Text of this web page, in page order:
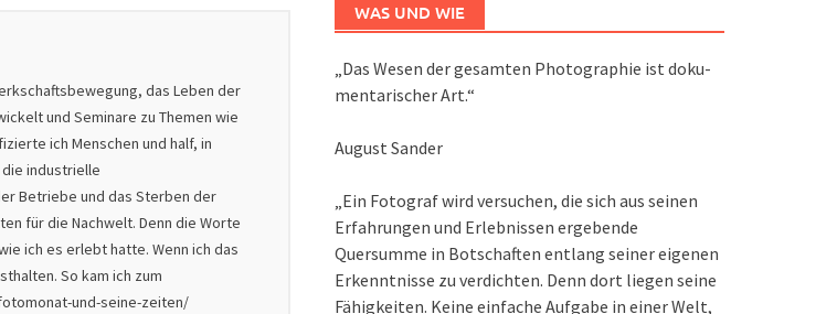
das Leben der
und Seminare zu Themen wie
ich Menschen und half, in
industrielle
Betriebe und das Sterben der
für die Nachwelt. Denn die Worte
ich es erlebt hatte. Wenn ich das
So kam ich zum
und-seine-zeiten/
WAS UND WIE
„Das We­sen der ge­sam­ten Pho­to­gra­phie ist do­ku­
men­ta­ri­scher Art.“
August Sander
„Ein Fotograf wird versuchen, die sich aus seinen
Erfahrungen und Erlebnissen ergebende
Quersumme in Botschaften entlang seiner eigenen
Erkenntnisse zu verdichten. Denn dort liegen seine
Fähigkeiten. Keine einfache Aufgabe in einer Welt,